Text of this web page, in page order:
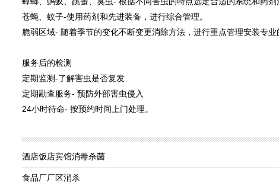
苍蝇、蚊子-使用药剂和先进装备，进行综合管理。
脆弱区域- 随着季节的变化不断变更消除方法，进行重点管理安装专
服务后的检测
定期监测-了解害虫是否复发
定期勘查服务- 预防外部害虫侵入
24小时待命- 按预约时间上门处理。
酒店饭店宾馆消毒杀菌
食品厂厂区消杀